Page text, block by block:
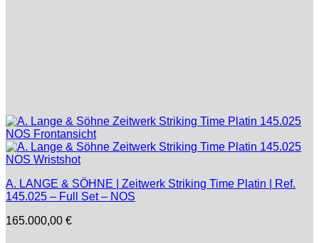
A. LANGE & SÖHNE | Zeitwerk Striking Time Platin | Ref.
145.025 – Full Set – NOS
165.000,00 €